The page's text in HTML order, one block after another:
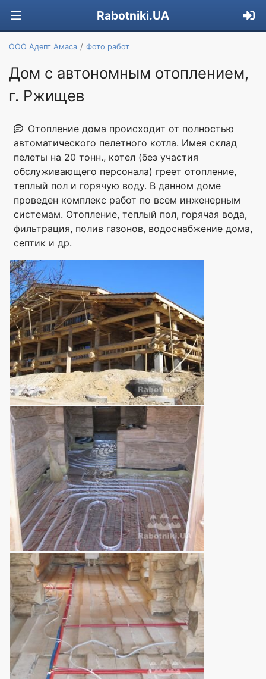
Rabotniki.UA
ООО Адепт Амаса Фото работ
Дом с автономным отоплением,
г. Ржищев
Отопление дома происходит от полностью
автоматического пелетного котла. Имея склад
пелеты на 20 тонн., котел (без участия
обслуживающего персонала) греет отопление,
теплый пол и горячую воду. В данном доме
проведен комплекс работ по всем инженерным
системам. Отопление, теплый пол, горячая вода,
фильтрация, полив газонов, водоснабжение дома,
септик и др.